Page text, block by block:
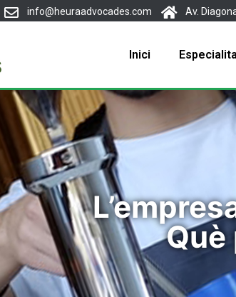
info@heuraadvocades.com Av.
Inici
Què